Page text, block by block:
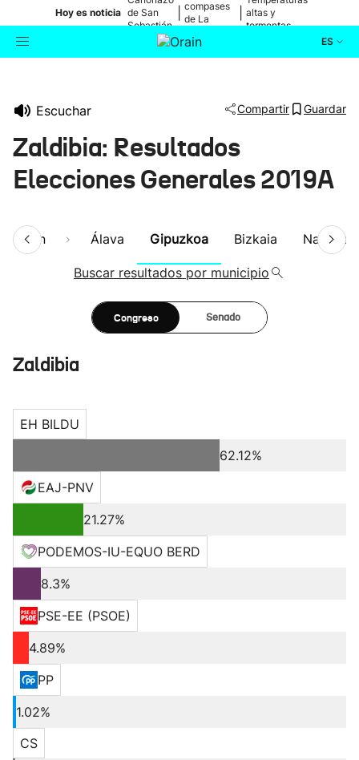
Hoy es noticia de San
Sebastián
compases
de La
altas y
tormentas
ES
Escuchar Compartir Guardar
Zaldibia: Resultados
Elecciones Generales 2019A
Álava Gipuzkoa Bizkaia Navarra
Buscar resultados por municipio
Congreso Senado
Zaldibia
EH BILDU
62.12%
EAJ-PNV
21.27%
PODEMOS-IU-EQUO BERD
8.3%
PSE-EE (PSOE)
4.89%
PP
1.02%
CS